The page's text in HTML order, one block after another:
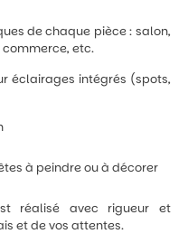
de chaque pièce : salon,
etc.
éclairages intégrés (spots,
à peindre ou à décorer
réalisé avec rigueur et
et de vos attentes.